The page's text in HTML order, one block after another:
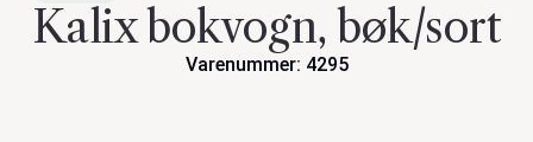
Kalix bokvogn, bøk/sort
Varenummer: 4295